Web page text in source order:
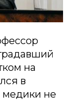
на
в
медики не